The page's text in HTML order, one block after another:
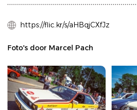
https://flic.kr/s/aHBqjCXfJz
Foto's door Marcel Pach